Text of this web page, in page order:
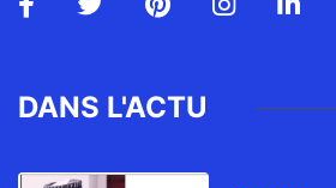
DANS L'ACTU